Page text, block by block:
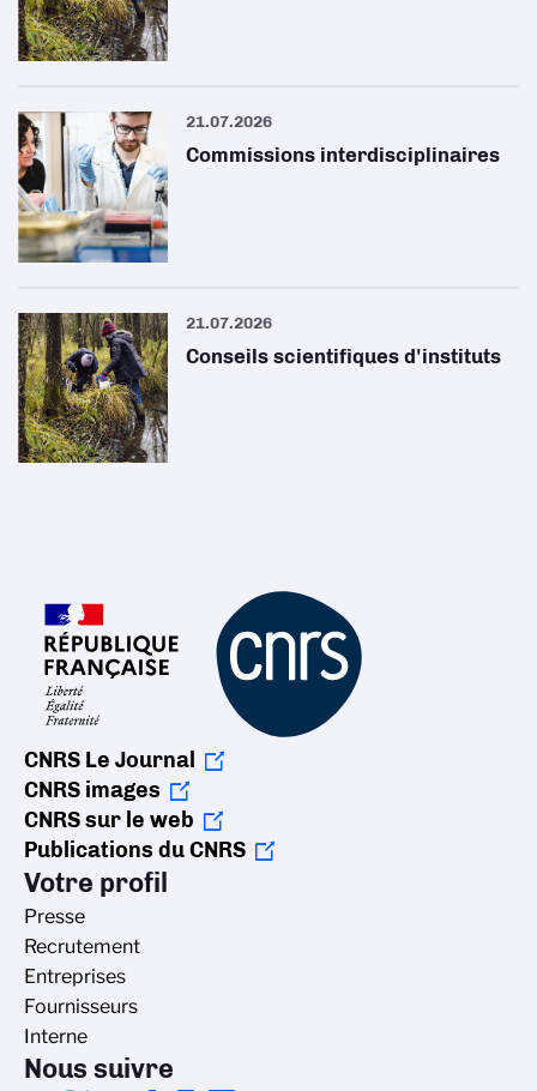
21.07.2026
Commissions interdisciplinaires
21.07.2026
Conseils scientifiques d'instituts
CNRS Le Journal
CNRS images
CNRS sur le web
Publications du CNRS
Votre profil
Presse
Recrutement
Entreprises
Fournisseurs
Interne
Nous suivre